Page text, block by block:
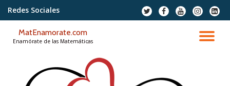
contenido
Redes Sociales
fa-
twitter
fa-
facebook
fa-
youtube
fa-
instagram
fa-
MatEnamorate.com
Enamórate de las Matemáticas